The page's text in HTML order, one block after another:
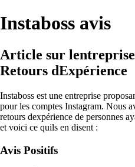
Instaboss avis
Article sur
Retours dExpérience
Instaboss est une entreprise
pour les comptes Instagram. Nous
retours dexpérience de personnes
et voici ce quils en disent :
Avis Positifs